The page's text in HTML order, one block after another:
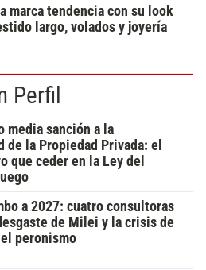
marca tendencia con su look
largo, volados y joyería
Perfil
media sanción a la
de la Propiedad Privada: el
que ceder en la Ley del
a 2027: cuatro consultoras
de Milei y la crisis de
peronismo